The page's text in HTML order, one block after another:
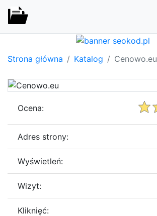
Strona główna Katalog Cenowo.eu
Ocena:
Adres strony:
Wyświetleń:
Wizyt:
Kliknięć: